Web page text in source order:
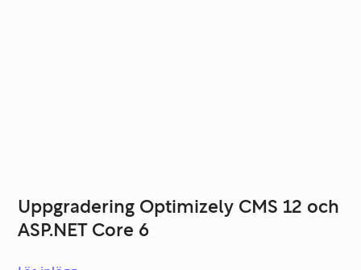
Uppgradering Optimizely CMS 12 och
ASP.NET Core 6